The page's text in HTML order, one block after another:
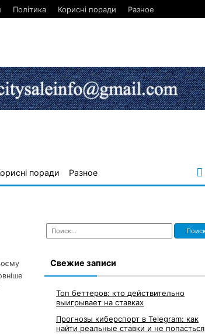
Політика Корисні поради Разное
поради Разное
Найти:
Свежие записи
Топ беттеров: кто действительно
выигрывает на ставках
Прогнозы киберспорт в Telegram: как
найти реальные ставки и не попасться